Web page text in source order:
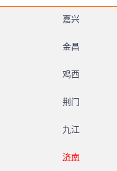
嘉兴
金昌
鸡西
荆门
九江
济南